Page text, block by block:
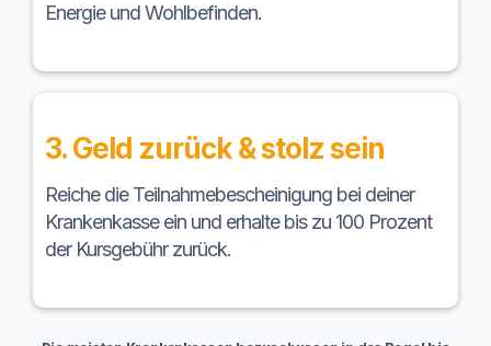
Energie und Wohlbefinden.
3. Geld zurück & stolz sein
Reiche die Teilnahmebescheinigung bei deiner
Krankenkasse ein und erhalte bis zu 100 Prozent
der Kursgebühr zurück.